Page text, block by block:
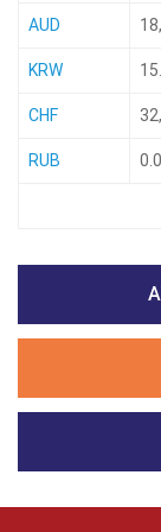
AUD
KRW
CHF
RUB